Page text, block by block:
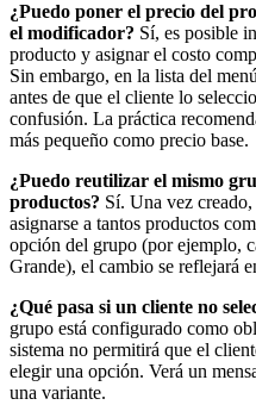
¿Puedo poner el precio del
el modificador? Sí, es posible
producto y asignar el costo
Sin embargo, en la lista del
antes de que el cliente lo
confusión. La práctica
más pequeño como precio base.
¿Puedo reutilizar el mismo
productos? Sí. Una vez
asignarse a tantos productos
opción del grupo (por ejemplo,
Grande), el cambio se reflejará
¿Qué pasa si un cliente no
grupo está configurado como
sistema no permitirá que el
elegir una opción. Verá un
una variante.